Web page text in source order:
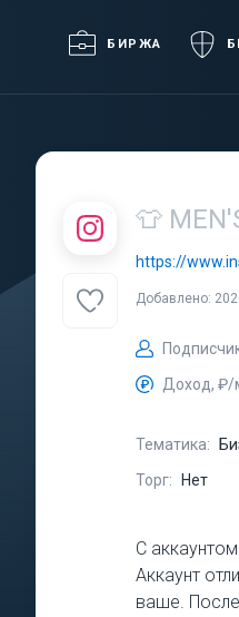
БИРЖА
👕
https://
Добавлено:
Доход, ₽/
Тематика:
Торг:
Нет
С
Аккаунт
ваше.